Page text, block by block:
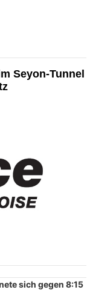
Seyon-Tunnel
sich gegen 8:15